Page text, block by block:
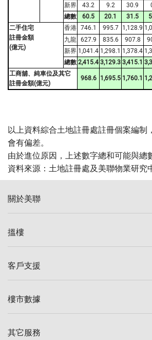
新界
43.2 9.2 30.9
總數
60.5 20.1 31.5
二手住宅
註冊金額
(億元)
香港 746.1 995.7 1,128.9
九龍 627.9 835.6 907.8
新界 1,041.4 1,298.1 1,378.4
總數 2,415.4 3,129.3 3,415.1
工商舖、純車位及其它
註冊金額(億元)
968.6 1,695.5 1,760.1
以上資料綜合土地註冊處註冊個案編制
會有偏差。
由於進位原因，上述數字總和可能與總
資料來源：土地註冊處及美聯物業研究
關於美聯
美聯集團
人才招募
搵樓
一手新盤
減價
美聯豪宅
客戶支援
自助放盤
樓市數據
樓價指數
其它服務